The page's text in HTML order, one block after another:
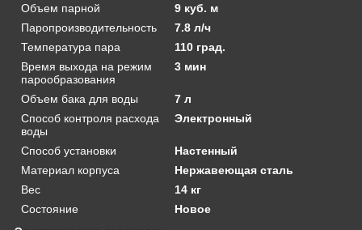
Объем парной
9 куб. м
Паропроизводительность
7.8 л/ч
Температура пара
110 град.
Время выхода на режим
парообразования
3 мин
Объем бака для воды
7 л
Способ контроля расхода
воды
Электронный
Способ установки
Настенный
Материал корпуса
Нержавеющая сталь
Вес
14 кг
Состояние
Новое